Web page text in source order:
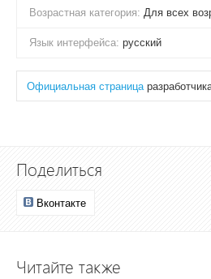
Возрастная категория: Для всех
Язык интерфейса: русский
Официальная страница
Поделиться
Вконтакте
Читайте также